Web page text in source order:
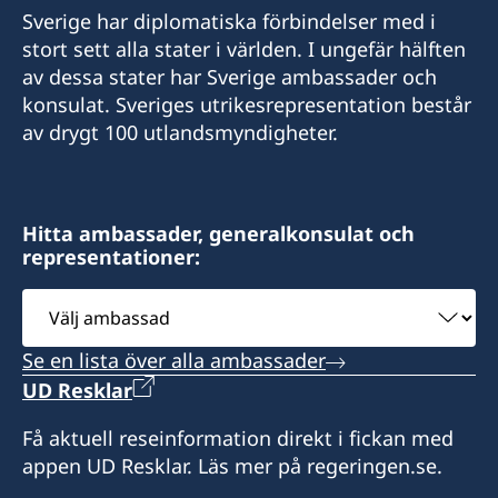
E-post:
swedenlbv@gmail.com
Besöksadress:
Honorärkonsul
Wilhelmina Van De Ven
Sverige har diplomatiska förbindelser med i
stort sett alla stater i världen. I ungefär hälften
av dessa stater har Sverige ambassader och
konsulat. Sveriges utrikesrepresentation består
av drygt 100 utlandsmyndigheter.
Hitta ambassader, generalkonsulat och
representationer:
Välj
ambassad
Se en lista över alla ambassader
UD Resklar
Få aktuell reseinformation direkt i fickan med
appen UD Resklar. Läs mer på regeringen.se.